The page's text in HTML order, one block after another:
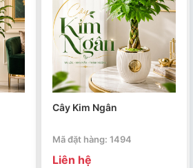
Cây Kim Ngân
Mã đặt hàng: 1494
Liên hệ